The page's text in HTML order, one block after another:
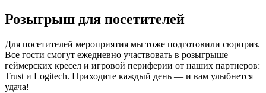
Розыгрыш для посетителей
Для посетителей мероприятия мы тоже подготовили сюрприз.
Все гости смогут ежедневно участвовать в розыгрыше
геймерских кресел и игровой периферии от наших партнеров:
Trust и Logitech. Приходите каждый день — и вам улыбнется
удача!